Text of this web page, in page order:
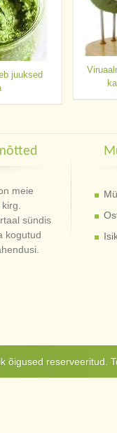
juuksed
meie
sündis
kogutud
õigused reserveeritud.